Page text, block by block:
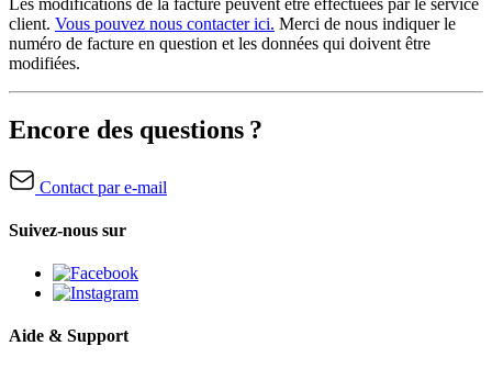
client. Vous pouvez nous contacter ici. Merci de nous indiquer le
numéro de facture en question et les données qui doivent être
modifiées.
Encore des questions ?
Contact par e-mail
Suivez-nous sur
Aide & Support